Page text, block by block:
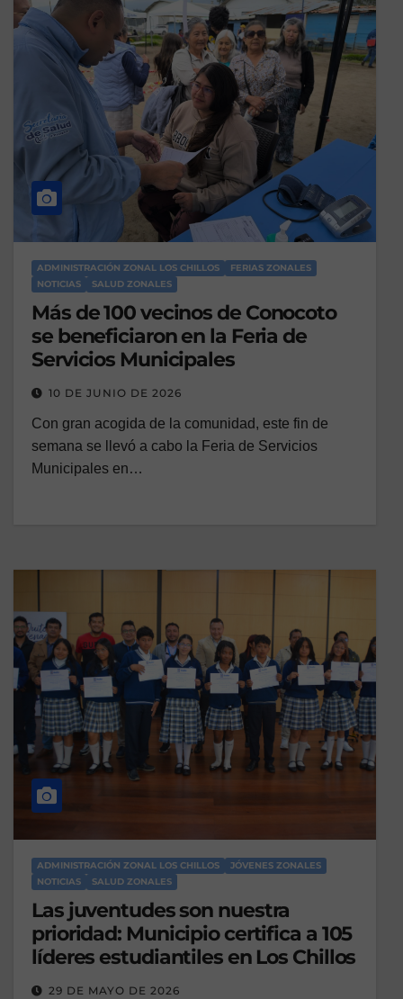
ADMINISTRACIÓN ZONAL LOS CHILLOS
FERIAS ZONALES
NOTICIAS
SALUD ZONALES
Más de 100 vecinos de Conocoto
se beneficiaron en la Feria de
Servicios Municipales
10 DE JUNIO DE 2026
Con gran acogida de la comunidad, este fin de
semana se llevó a cabo la Feria de Servicios
Municipales en…
ADMINISTRACIÓN ZONAL LOS CHILLOS
JÓVENES ZONALES
NOTICIAS
SALUD ZONALES
Las juventudes son nuestra
prioridad: Municipio certifica a 105
líderes estudiantiles en Los Chillos
29 DE MAYO DE 2026